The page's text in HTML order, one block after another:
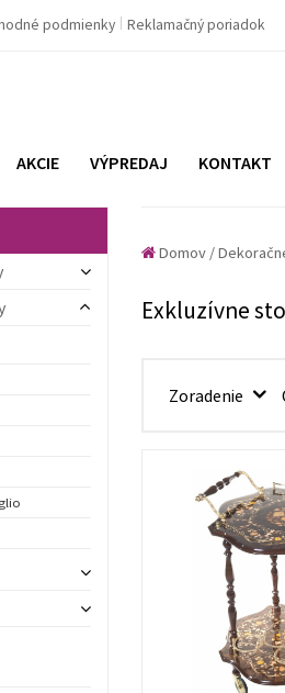
podmienky Reklamačný poriadok
AKCIE VÝPREDAJ KONTAKT
Domov/
Exkluzívne
Zoradenie